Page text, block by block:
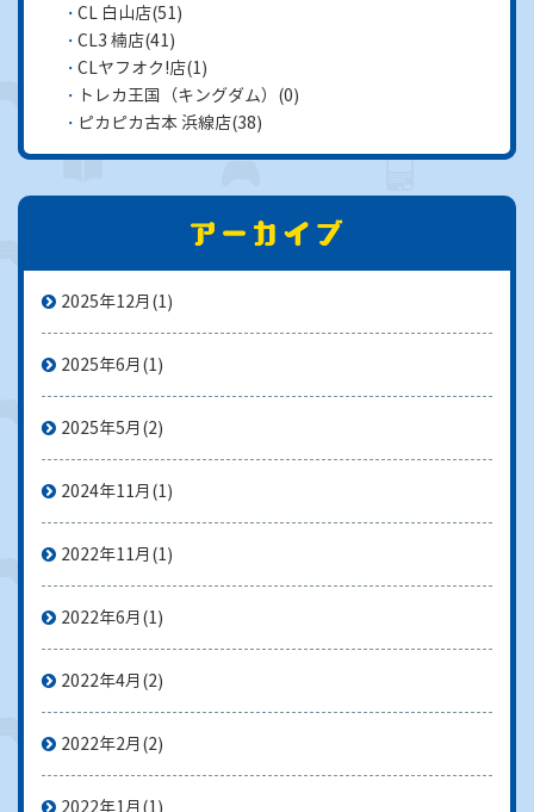
CL 白山店(51)
CL3 楠店(41)
CLヤフオク!店(1)
トレカ王国（キングダム） (0)
ピカピカ古本 浜線店(38)
2025年12月 (1)
2025年6月 (1)
2025年5月 (2)
2024年11月 (1)
2022年11月 (1)
2022年6月 (1)
2022年4月 (2)
2022年2月 (2)
2022年1月 (1)